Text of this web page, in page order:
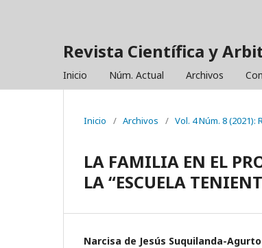
Revista Científica y
Inicio Núm. Actual Archivos
Inicio / Archivos / Vol. 4 Núm. 8
LA FAMILIA EN EL
LA “ESCUELA
Narcisa de Jesús Suquilanda-Agurto